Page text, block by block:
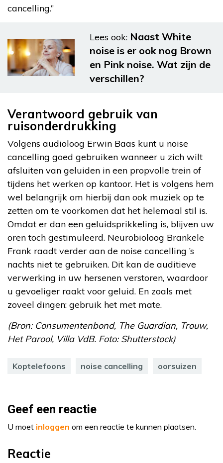
cancelling.”
Lees ook: Naast White
noise is er ook nog Brown
en Pink noise. Wat zijn de
verschillen?
Verantwoord gebruik van
ruisonderdrukking
Volgens audioloog Erwin Baas kunt u noise
cancelling goed gebruiken wanneer u zich wilt
afsluiten van geluiden in een propvolle trein of
tijdens het werken op kantoor. Het is volgens hem
wel belangrijk om hierbij dan ook muziek op te
zetten om te voorkomen dat het helemaal stil is.
Omdat er dan een geluidsprikkeling is, blijven uw
oren toch gestimuleerd. Neurobioloog Brankele
Frank raadt verder aan de noise cancelling ’s
nachts niet te gebruiken. Dit kan de auditieve
verwerking in uw hersenen verstoren, waardoor
u gevoeliger raakt voor geluid. En zoals met
zoveel dingen: gebruik het met mate.
(Bron: Consumentenbond, The Guardian, Trouw,
Het Parool, Villa VdB. Foto: Shutterstock)
Koptelefoons noise cancelling oorsuizen
Geef een reactie
U moet inloggen om een reactie te kunnen plaatsen.
Reactie